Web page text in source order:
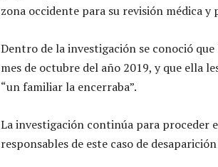
zona occidente para su revisión médica y
Dentro de la investigación se conoció
mes de octubre del año 2019, y que ella
“un familiar la encerraba”.
La investigación continúa para proceder
responsables de este caso de